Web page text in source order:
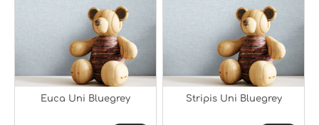
Euca Uni Bluegrey Stripis Uni Bluegrey